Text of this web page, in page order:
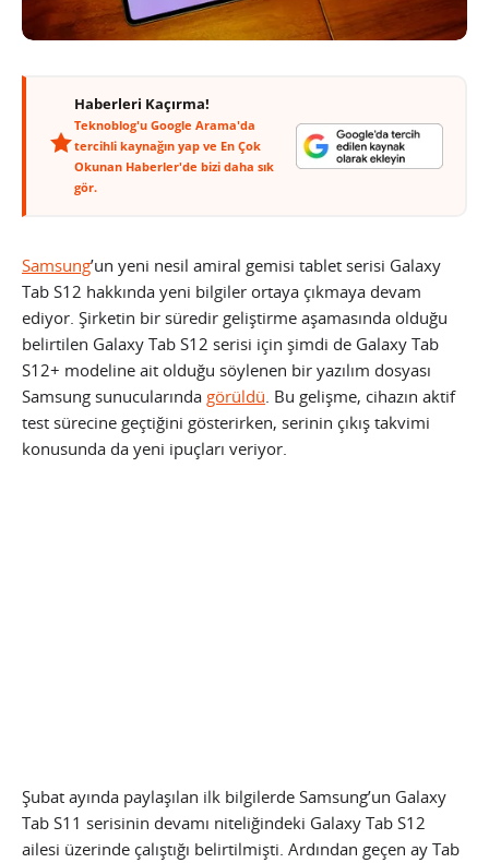
Haberleri Kaçırma!
Teknoblog'u Google Arama'da
tercihli kaynağın yap ve En Çok
Okunan Haberler'de bizi daha sık
gör.
Samsung’un yeni nesil amiral gemisi tablet serisi Galaxy
Tab S12 hakkında yeni bilgiler ortaya çıkmaya devam
ediyor. Şirketin bir süredir geliştirme aşamasında olduğu
belirtilen Galaxy Tab S12 serisi için şimdi de Galaxy Tab
S12+ modeline ait olduğu söylenen bir yazılım dosyası
Samsung sunucularında görüldü. Bu gelişme, cihazın aktif
test sürecine geçtiğini gösterirken, serinin çıkış takvimi
konusunda da yeni ipuçları veriyor.
Şubat ayında paylaşılan ilk bilgilerde Samsung’un Galaxy
Tab S11 serisinin devamı niteliğindeki Galaxy Tab S12
ailesi üzerinde çalıştığı belirtilmişti. Ardından geçen ay Tab